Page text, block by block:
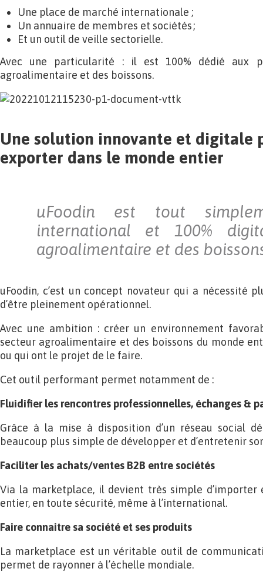
Une place de marché internationale ;
Un annuaire de membres et sociétés ;
Et un outil de veille sectorielle.
Avec une particularité : il est 100% dédié aux
agroalimentaire et des boissons.
Une solution innovante et digitale
exporter dans le monde entier
uFoodin est tout
international et 100%
agroalimentaire et des
uFoodin, c’est un concept novateur qui a nécessité
d’être pleinement opérationnel.
Avec une ambition : créer un environnement
secteur agroalimentaire et des boissons du monde
ou qui ont le projet de le faire.
Cet outil performant permet notamment de :
Fluidifier les rencontres professionnelles, échanges &
Grâce à la mise à disposition d’un réseau social
beaucoup plus simple de développer et d’entretenir
Faciliter les achats/ventes B2B entre sociétés
Via la marketplace, il devient très simple d’importer
entier, en toute sécurité, même à l’international.
Faire connaitre sa société et ses produits
La marketplace est un véritable outil de
permet de rayonner à l’échelle mondiale.